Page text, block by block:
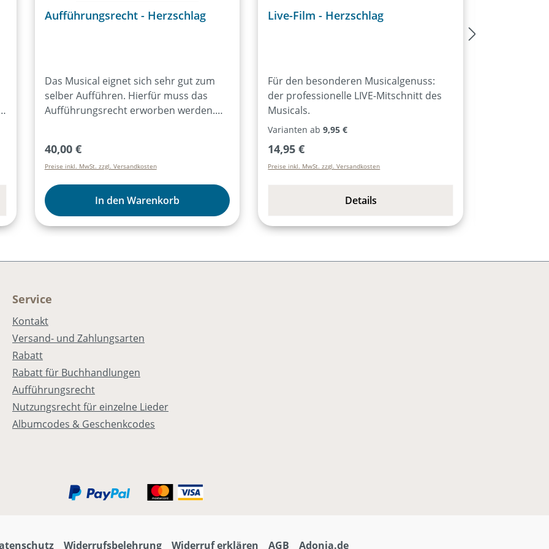
Aufführungsrecht - Herzschlag
Das Musical eignet sich sehr gut zum
selber Aufführen. Hierfür muss das
Aufführungsrecht erworben werden.
ist das Aufführungsrecht für alle
Aufführungen des Musicals für ein Jahr
erworben. Der Kauf des Artikels
„Aufführungsrecht“ ist dann nicht mehr
notwendig. Weitere Infos dazu
hier:Aufführungsrecht
Regulärer Preis:
40,00 €
Preise inkl. MwSt. zzgl. Versandkosten
In den Warenkorb
Live-Film - Herzschlag
Für den besonderen Musicalgenuss:
der professionelle LIVE-Mitschnitt des
Musicals.
Varianten ab 9,95 €
Regulärer Preis:
14,95 €
Preise inkl. MwSt. zzgl. Versandkosten
Details
Service
Kontakt
Versand- und Zahlungsarten
Rabatt
Rabatt für Buchhandlungen
Aufführungsrecht
Nutzungsrecht für einzelne Lieder
Albumcodes & Geschenkcodes
Widerrufsbelehrung Widerruf erklären AGB Adonia.de